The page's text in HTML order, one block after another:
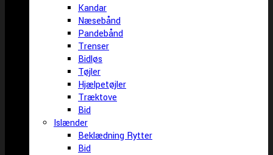
Kandar
Næsebånd
Pandebånd
Trenser
Bidløs
Tøjler
Hjælpetøjler
Træktove
Bid
Islænder
Beklædning Rytter
Bid